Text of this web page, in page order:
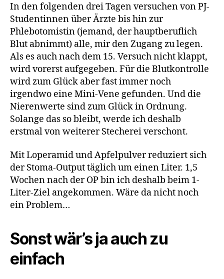
In den folgenden drei Tagen versuchen von PJ-
Studentinnen über Ärzte bis hin zur
Phlebotomistin (jemand, der hauptberuflich
Blut abnimmt) alle, mir den Zugang zu legen.
Als es auch nach dem 15. Versuch nicht klappt,
wird vorerst aufgegeben. Für die Blutkontrolle
wird zum Glück aber fast immer noch
irgendwo eine Mini-Vene gefunden. Und die
Nierenwerte sind zum Glück in Ordnung.
Solange das so bleibt, werde ich deshalb
erstmal von weiterer Stecherei verschont.
Mit Loperamid und Apfelpulver reduziert sich
der Stoma-Output täglich um einen Liter. 1,5
Wochen nach der OP bin ich deshalb beim 1-
Liter-Ziel angekommen. Wäre da nicht noch
ein Problem…
Sonst wär’s ja auch zu
einfach